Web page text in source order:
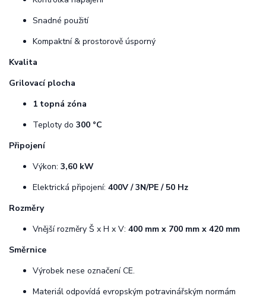
Snadné použití
Kompaktní & prostorově úsporný
Kvalita
Grilovací plocha
1 topná zóna
Teploty do 300 °C
Připojení
Výkon: 3,60 kW
Elektrická připojení: 400V / 3N/PE / 50 Hz
Rozměry
Vnější rozměry Š x H x V: 400 mm x 700 mm x 420 mm
Směrnice
Výrobek nese označení CE.
Materiál odpovídá evropským potravinářským normám